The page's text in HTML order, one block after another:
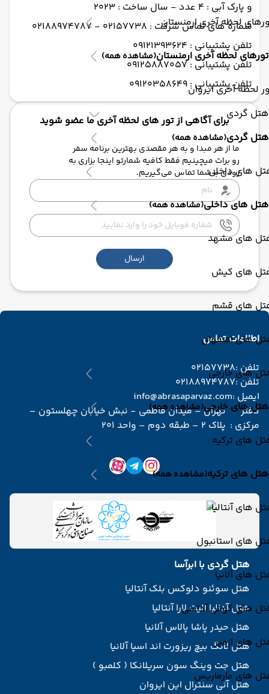
لحظه آخری ارمنستان
تورهای لحظه آخری ارمنستان(مشاهده همه)
لحظه آخری ایروان
هتل گردی
هتل گردی(مشاهده همه)
های داخلی
هتل های داخلی(مشاهده همه)
های مشهد
های کیش
های قشم
های اصفهان
های خارجی
هتل های خارجی(مشاهده همه)
های ترکیه
هتل های ترکیه(مشاهده همه)
های آنتالیا
های استانبول
های آلانیا
های کوش آداسی
های ازمیر
های مارماریس
و پارک آبی : 4 عدد - سال ساخت : 2023
شماره های تماس شرکت : 02157738 - 02188974787
تلفن پشتیبانی : 09121393624
تلفن پشتیبانی : 09125887057
تلفن پشتیبانی : 09120358649
برای آگاهی از تور های لحظه آخری ما عضو شوید
ما از هر مبدا و به هر مقصدی بهترین برنامه سفر
رو برات میچینیم فقط کافیه شمارتو اینجا بزاری به
زودی با شما تماس می‌گیریم.
ارسال
اطلاعات تماس
تلفن :02157738
تلفن :02188974787
ایمیل :info@abrasaparvaz.com
دفتر
مرکزی :
تهران – میدان فاطمی - نبش خیابان چهلستون –
پلاک 2 – طبقه دوم – واحد 201
هتل گردی با ابرآسا
هتل سوئنو دلوکس بلک آنتالیا
هتل آدالیا الیت لارا آنتالیا
هتل حیدر پاشا پالاس آلانیا
هتل لانگ بیچ ریزورت اند اسپا آلانیا
هتل جت وینگ سون سریلانکا ( کلمبو )
هتل آنی سنترال این ایروان